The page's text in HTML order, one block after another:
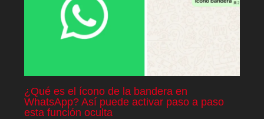
¿Qué es el ícono de la bandera en
WhatsApp? Así puede activar paso a paso
esta función oculta